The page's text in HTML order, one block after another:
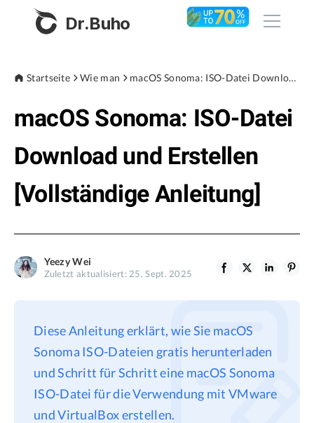
Dr.Buho
Produkte
BuhoCleaner
BuhoRepair
BuhoLaunchpad
Store
Blog
Datenschutz
Refund Policy
Startseite Wie man macOS Sonoma: ISO-Datei Download und Erstellen [Vollständige Anleitung]
macOS Sonoma: ISO-Datei
Download und Erstellen
[Vollständige Anleitung]
Yeezy Wei
Zuletzt aktualisiert: 25. Sept. 2025
Diese Anleitung erklärt, wie Sie macOS
Sonoma ISO-Dateien gratis herunterladen
und Schritt für Schritt eine macOS Sonoma
ISO-Datei für die Verwendung mit VMware
und VirtualBox erstellen.